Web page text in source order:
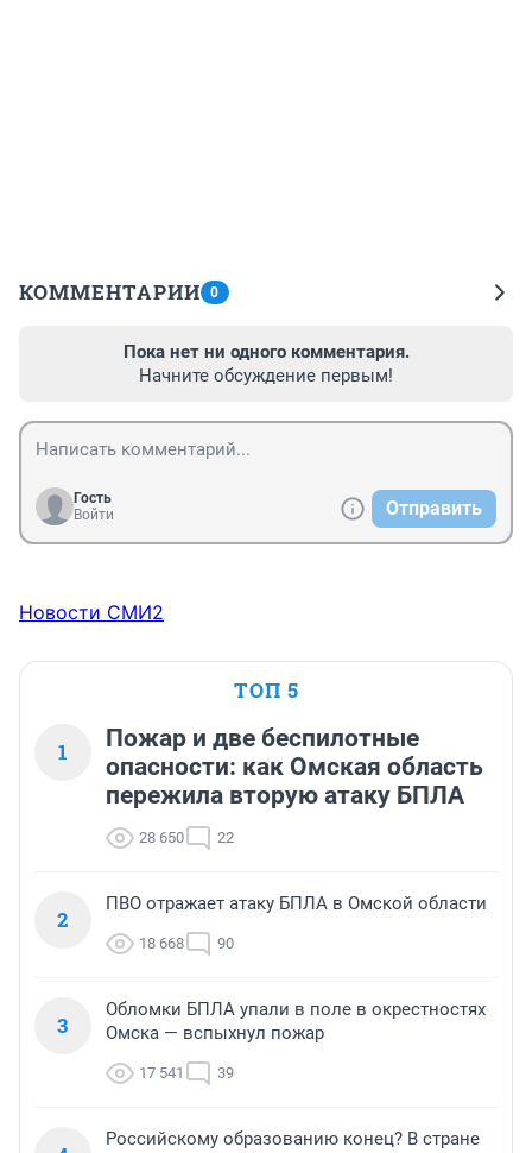
КОММЕНТАРИИ 0
Пока нет ни одного комментария.
Начните обсуждение первым!
Гость
Войти
Отправить
Новости СМИ2
ТОП 5
1
Пожар и две беспилотные
опасности: как Омская область
пережила вторую атаку БПЛА
28 650 22
2
ПВО отражает атаку БПЛА в Омской области
18 668 90
3
Обломки БПЛА упали в поле в окрестностях
Омска — вспыхнул пожар
17 541 39
Российскому образованию конец? В стране